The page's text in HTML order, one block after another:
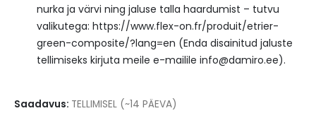
nurka ja värvi ning jaluse talla haardumist – tutvu
valikutega: https://www.flex-on.fr/produit/etrier-
green-composite/?lang=en (Enda disainitud jaluste
tellimiseks kirjuta meile e-mailile info@damiro.ee).
Saadavus: TELLIMISEL (~14 PÄEVA)